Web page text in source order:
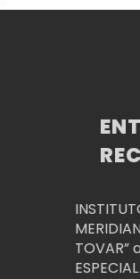
TOVAR”